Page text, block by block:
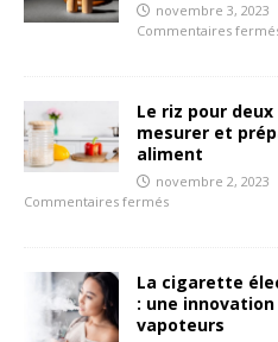
novembre 3, 2023
Commentaires
Le riz pour
mesurer et
aliment
novembre 2, 2023
Commentaires fermés
La cigarette
: une
vapoteurs